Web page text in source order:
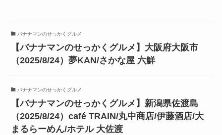
バナナマンのせっかくグルメ
【バナナマンのせっかくグルメ】大阪府大阪市
（2025/8/24）夢KAN/さかな屋 六鮮
バナナマンのせっかくグルメ
【バナナマンのせっかくグルメ】新潟県佐渡島
（2025/8/24）café TRAIN/丸中商店/伊藤酒店/大
まるらーめん/ホテル 大佐渡